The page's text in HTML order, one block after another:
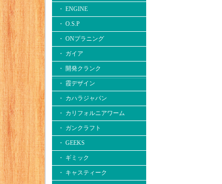
・ ENGINE
・ O.S.P
・ ONプラニング
・ ガイア
・ 開発クランク
・ 霞デザイン
・ カハラジャパン
・ カリフォルニアワーム
・ ガンクラフト
・ GEEKS
・ ギミック
・ キャスティーク